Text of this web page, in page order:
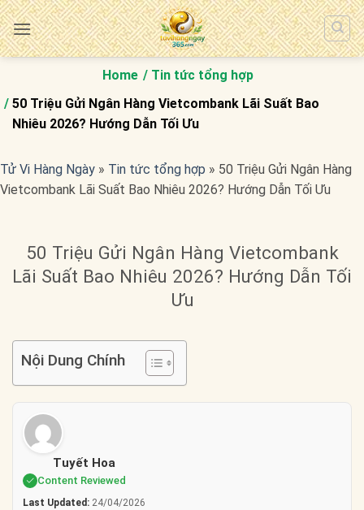
Bỏ
qua
nội
Home
Tin tức tổng hợp
50 Triệu Gửi Ngân Hàng Vietcombank Lãi Suất Bao
Nhiêu 2026? Hướng Dẫn Tối Ưu
Tử Vi Hàng Ngày » Tin tức tổng hợp » 50 Triệu Gửi Ngân Hàng
Vietcombank Lãi Suất Bao Nhiêu 2026? Hướng Dẫn Tối Ưu
50 Triệu Gửi Ngân Hàng Vietcombank
Lãi Suất Bao Nhiêu 2026? Hướng Dẫn Tối
Ưu
Nội Dung Chính
Tuyết Hoa
Content Reviewed
Last Updated: 24/04/2026